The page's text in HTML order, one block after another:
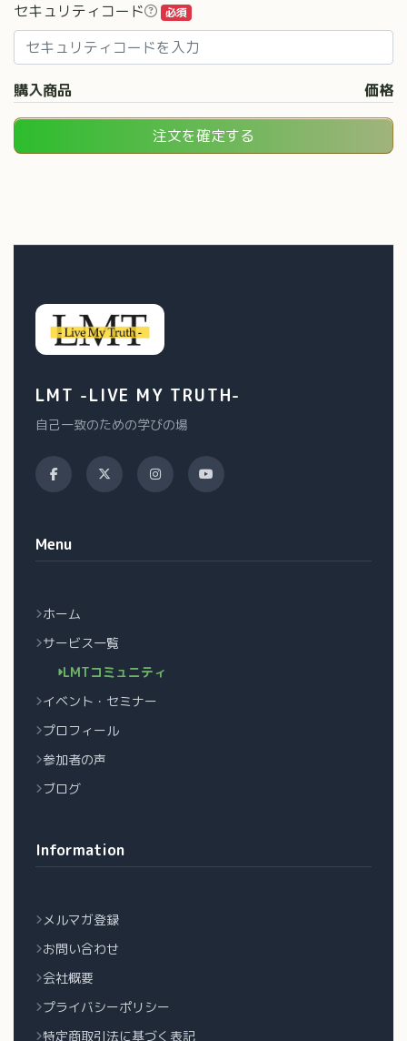
セキュリティコード 必須
購入商品 価格
注文を確定する
LMT -LIVE MY TRUTH-
自己一致のための学びの場
Menu
ホーム
サービス一覧
LMTコミュニティ
イベント・セミナー
プロフィール
参加者の声
ブログ
Information
メルマガ登録
お問い合わせ
会社概要
プライバシーポリシー
特定商取引法に基づく表記